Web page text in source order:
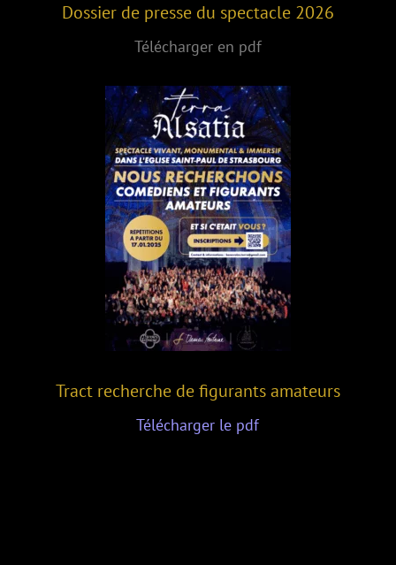
Dossier de presse du spectacle 2026
Télécharger en pdf
Tract recherche de figurants amateurs
Télécharger le pdf